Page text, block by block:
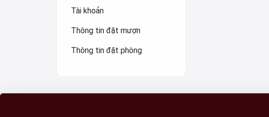
Tài khoản
Thông tin đặt mượn
Thông tin đặt phòng